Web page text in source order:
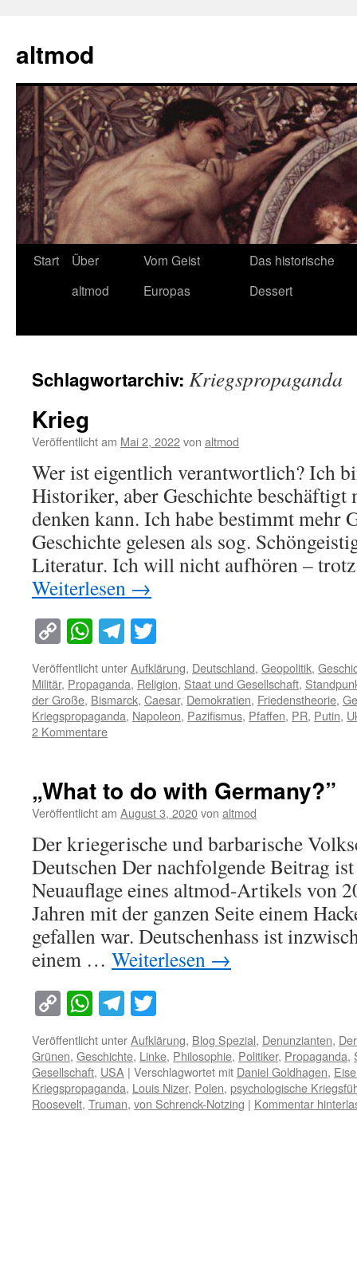
springen
altmod
Start
Über
altmod
Vom Geist
Europas
Das historische
Dessert
Schlagwortarchiv: Kriegspropaganda
Krieg
Veröffentlicht am Mai 2, 2022von altmod
Wer ist eigentlich verantwortlich? Ich
Historiker, aber Geschichte
denken kann. Ich habe bestimmt mehr
Geschichte gelesen als sog.
Literatur. Ich will nicht aufhören –
Weiterlesen →
Copy
Link
WhatsApp
Telegram
Veröffentlicht unterAufklärung, Deutschland, Geopolitik,
Militär, Propaganda, Religion, Staat und Gesellschaft,
der Große, Bismarck, Caesar, Demokratien, Friedenstheorie,
Kriegspropaganda, Napoleon, Pazifismus, Pfaffen, PR, Putin,
2 Kommentare
„What to do with Germany?”
Veröffentlicht am August 3, 2020von altmod
Der kriegerische und barbarische
Deutschen Der nachfolgende Beitrag
Neuauflage eines altmod-Artikels von
Jahren mit der ganzen Seite einem
gefallen war. Deutschenhass ist
einem … Weiterlesen →
Copy
Link
WhatsApp
Telegram
Veröffentlicht unterAufklärung, Blog Spezial, Denunzianten,
Grünen, Geschichte, Linke, Philosophie, Politiker, Propaganda,
Gesellschaft, USA | Verschlagwortet mit Daniel Goldhagen,
Kriegspropaganda, Louis Nizer, Polen, psychologische
Roosevelt, Truman, von Schrenck-Notzing | Kommentar